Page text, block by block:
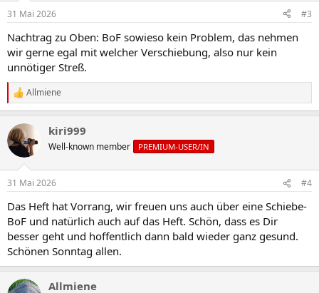
e
:
31 Mai 2026 #3
Nachtrag zu Oben: BoF sowieso kein Problem, das nehmen
wir gerne egal mit welcher Verschiebung, also nur kein
unnötiger Streß.
R
e
k
t
i
e
:
Allmiene
kiri999
Well-known member PREMIUM-USER/IN
31 Mai 2026 #4
Das Heft hat Vorrang, wir freuen uns auch über eine Schiebe-
BoF und natürlich auch auf das Heft. Schön, dass es Dir
besser geht und hoffentlich dann bald wieder ganz gesund.
Schönen Sonntag allen.
Allmiene